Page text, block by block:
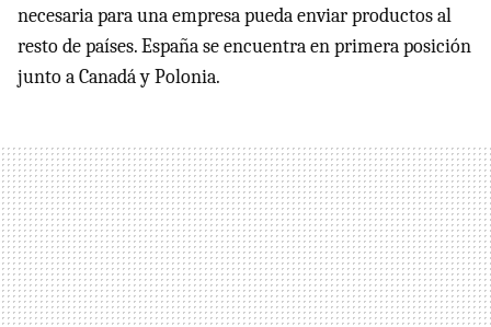
necesaria para una empresa pueda enviar productos al
resto de países. España se encuentra en primera posición
junto a Canadá y Polonia.